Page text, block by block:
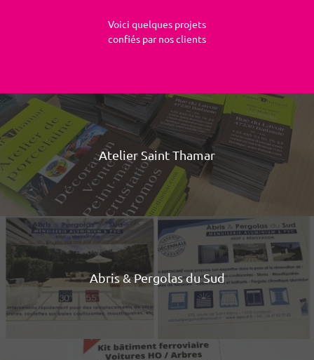
Voici quelques projets
confiés par nos clients
Atelier Saint Thamar
Abris & Pergolas du Sud